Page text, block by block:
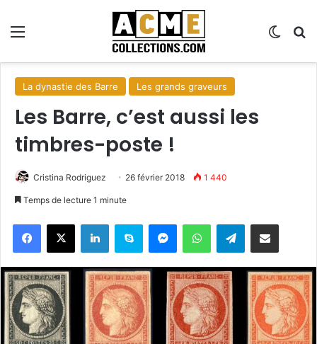
La dynastie des Barre Les grands graveurs
Les Barre, c’est aussi les
timbres-poste !
Cristina Rodriguez 26 février 2018 1 440
Temps de lecture 1 minute
Telegram